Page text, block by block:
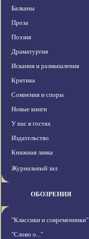
Балканы
Проза
Поэзия
Драматургия
Искания и размышления
Критика
Сомнения и споры
Новые книги
У нас в гостях
Издательство
Книжная лавка
Журнальный зал
ОБОЗРЕНИЯ
"Классики и современники"
"Слово о..."